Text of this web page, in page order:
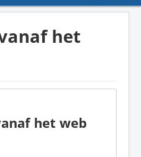
het
het web